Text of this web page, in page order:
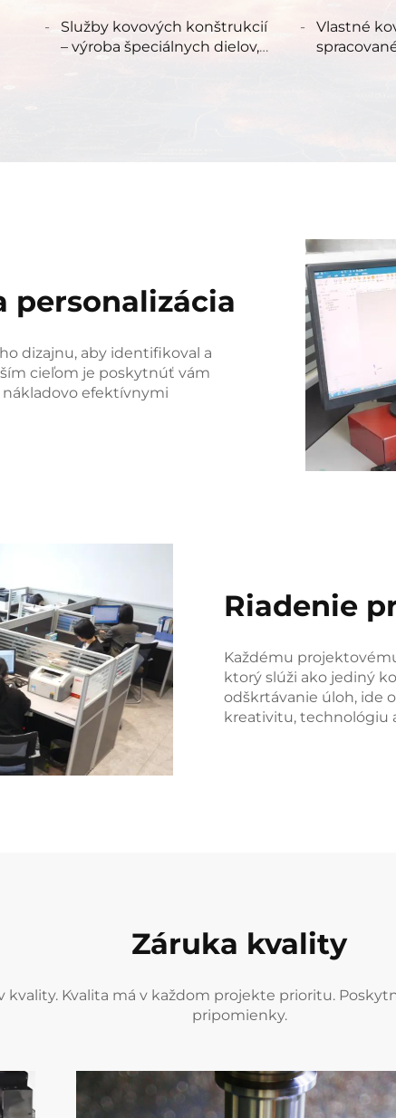
kováčske dielne, výroba
kovových škatúľ na mieru
Služby kovových konštrukcií
– výroba špeciálnych dielov,
Vlastné
personalizácia
dizajnu, aby identifikoval a
cieľom je poskytnúť vám
efektívnymi
Riadenie
Každému
ktorý slúži ako jediný
odškrtávanie úloh, ide
kreativitu, technológiu
Záruka kvality
kvality. Kvalita má v každom projekte prioritu.
pripomienky.